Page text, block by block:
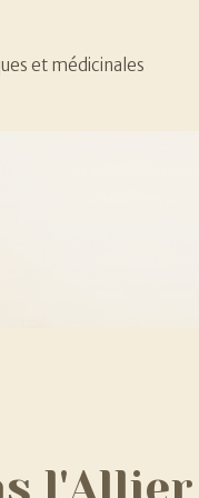
et médicinales
et médicinales
l'Allier